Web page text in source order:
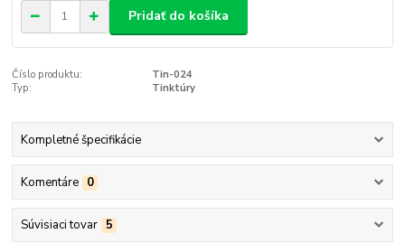
Pridať do košíka
Číslo produktu:
Tin-024
Typ:
Tinktúry
Kompletné špecifikácie
Komentáre 0
Súvisiaci tovar 5